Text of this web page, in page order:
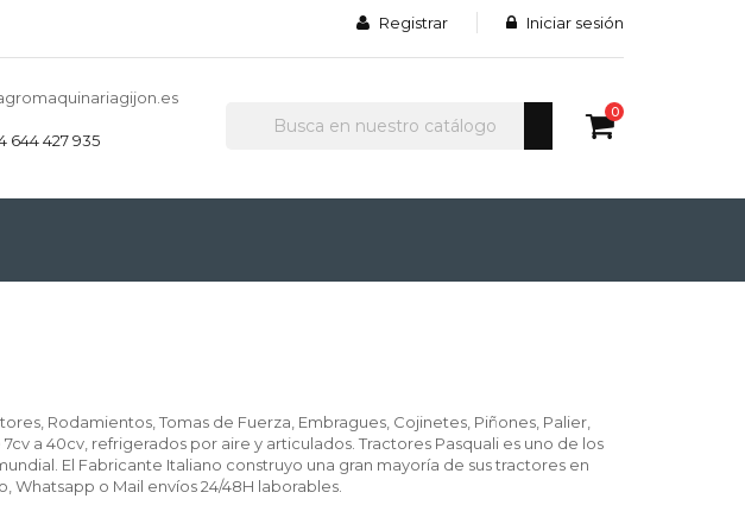
Registrar Iniciar sesión
0
644 427 935
Rodamientos, Tomas de Fuerza, Embragues, Cojinetes, Piñones, Palier,
a 40cv, refrigerados por aire y articulados. Tractores Pasquali es uno de los
El Fabricante Italiano construyo una gran mayoría de sus tractores en
o Mail envíos 24/48H laborables.